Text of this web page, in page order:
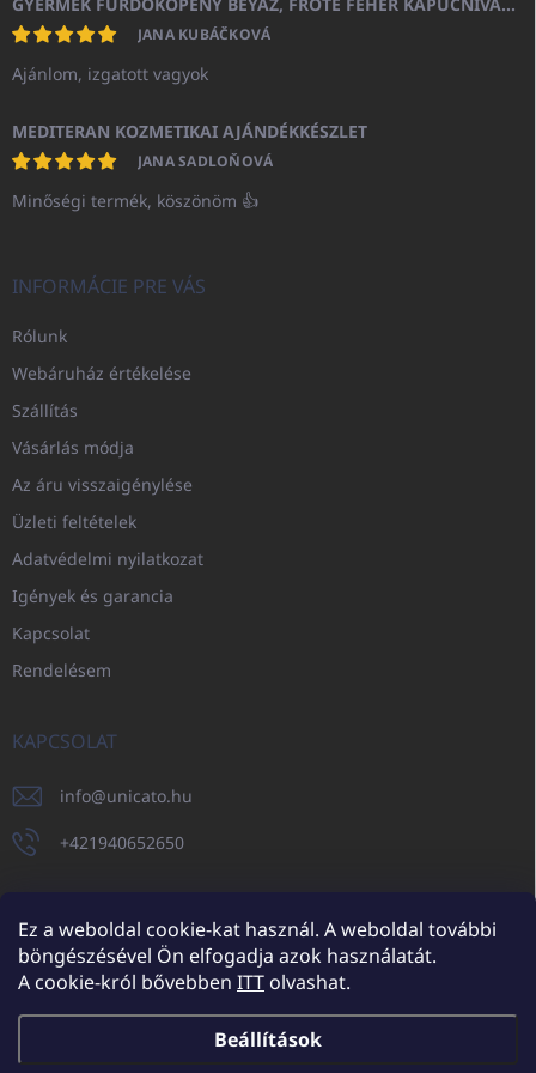
Ez a weboldal cookie-kat használ. A weboldal további
böngészésével Ön elfogadja azok használatát.
A cookie-król bővebben ITTolvashat.
Beállítások
GYERMEK FÜRDŐKÖPENY BEYAZ, FROTE FEHÉR KAPUCNIVAL (400GR)
JANA KUBÁČKOVÁ
Ajánlom, izgatott vagyok
MEDITERAN KOZMETIKAI AJÁNDÉKKÉSZLET
JANA SADLOŇOVÁ
Minőségi termék, köszönöm 👍
INFORMÁCIE PRE VÁS
Rólunk
Webáruház értékelése
Szállítás
Vásárlás módja
Az áru visszaigénylése
Üzleti feltételek
Adatvédelmi nyilatkozat
Igények és garancia
Kapcsolat
Rendelésem
KAPCSOLAT
info@unicato.hu
+421940652650
UNICATO.sk UNICATOshop.cz UNICATO.at UNICATO.hu
UNICATOshop.pl UNICATOshop.de